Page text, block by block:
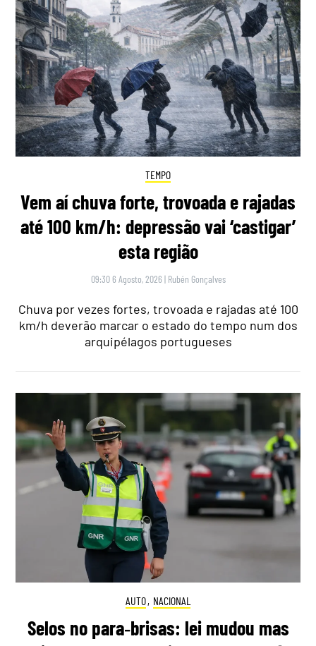
TEMPO
Vem aí chuva forte, trovoada e rajadas
até 100 km/h: depressão vai ‘castigar’
esta região
09:30 6 Agosto, 2026 | Rubén Gonçalves
Chuva por vezes fortes, trovoada e rajadas até 100
km/h deverão marcar o estado do tempo num dos
arquipélagos portugueses
AUTO, NACIONAL
Selos no para‑brisas: lei mudou mas